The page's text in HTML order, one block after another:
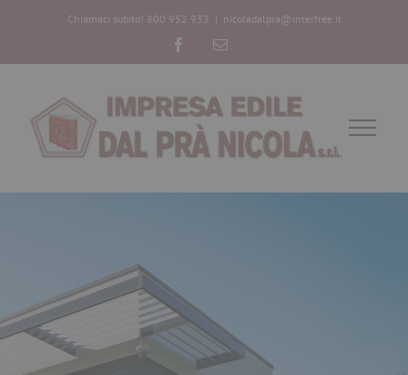
Chiamaci subito! 800 952 933 | nicoladalpra@interfree.it
FacebookEmail